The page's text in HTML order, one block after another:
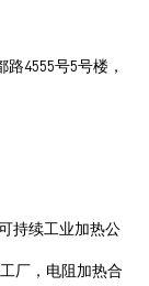
4555号5号楼，
持续工业加热公
厂，电阻加热合